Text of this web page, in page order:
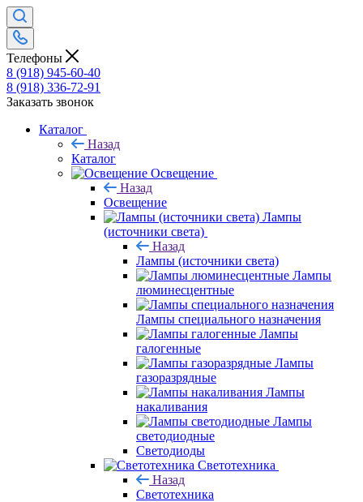
Телефоны
8 (918) 945-60-40
8 (918) 336-72-91
Заказать звонок
Каталог
Назад
Каталог
Освещение
Назад
Освещение
Лампы
(источники света)
Назад
Лампы (источники света)
Лампы
люминесцентные
Лампы специального назначения
Лампы
галогенные
Лампы
газоразрядные
Лампы
накаливания
Лампы
светодиодные
Светодиоды
Светотехника
Назад
Светотехника